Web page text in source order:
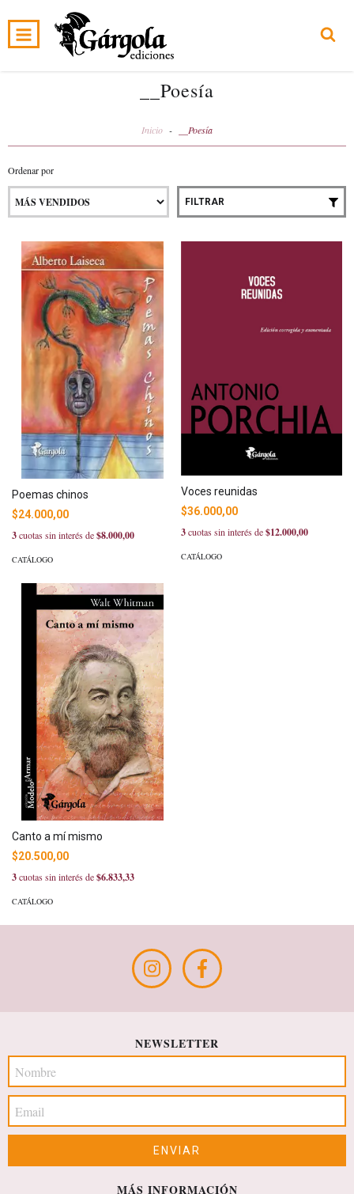
INICIO
__Poesía
Inicio - __Poesía
Ordenar por
FILTRAR
Poemas chinos
$24.000,00
3cuotas sin interés de$8.000,00
CATÁLOGO
Voces reunidas
$36.000,00
3cuotas sin interés de$12.000,00
CATÁLOGO
Canto a mí mismo
$20.500,00
3cuotas sin interés de$6.833,33
CATÁLOGO
NEWSLETTER
MÁS INFORMACIÓN